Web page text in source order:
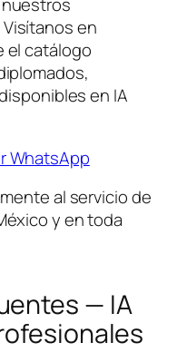
en
el catálogo
en IA
WhatsApp
al servicio de
y en toda
— IA